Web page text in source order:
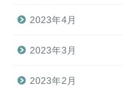
2023年4月
2023年3月
2023年2月